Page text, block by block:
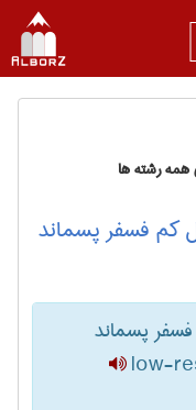
رشته ها
کم فسفر پسماند
پسماند
low-